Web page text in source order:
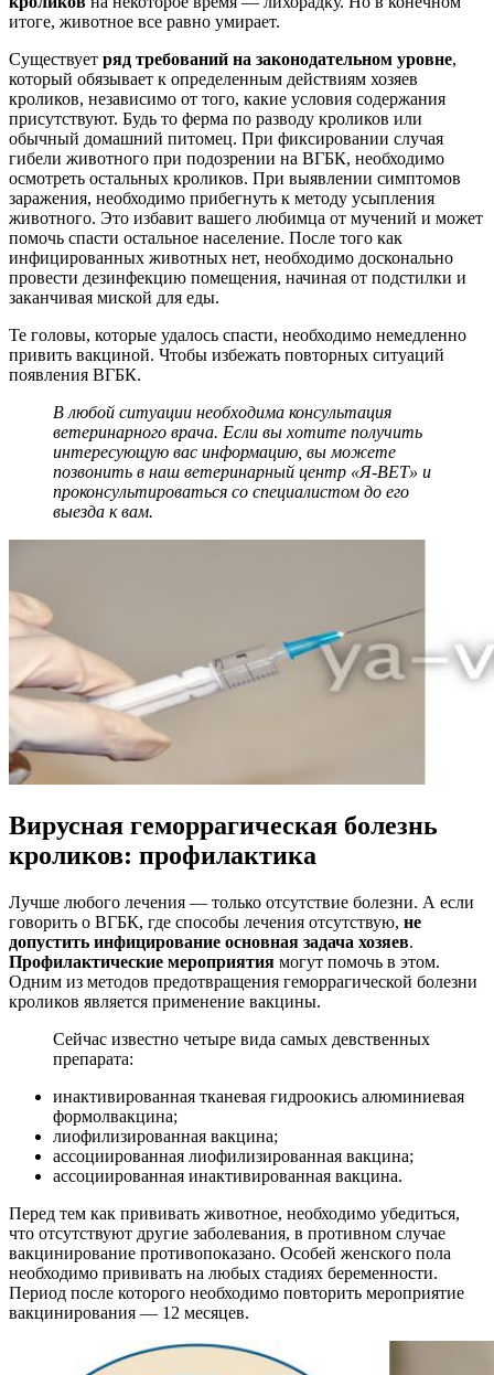
итоге, животное все равно умирает.
Существует ряд требований на законодательном уровне,
который обязывает к определенным действиям хозяев
кроликов, независимо от того, какие условия содержания
присутствуют. Будь то ферма по разводу кроликов или
обычный домашний питомец. При фиксировании случая
гибели животного при подозрении на ВГБК, необходимо
осмотреть остальных кроликов. При выявлении симптомов
заражения, необходимо прибегнуть к методу усыпления
животного. Это избавит вашего любимца от мучений и может
помочь спасти остальное население. После того как
инфицированных животных нет, необходимо досконально
провести дезинфекцию помещения, начиная от подстилки и
заканчивая миской для еды.
Те головы, которые удалось спасти, необходимо немедленно
привить вакциной. Чтобы избежать повторных ситуаций
появления ВГБК.
В любой ситуации необходима консультация
ветеринарного врача. Если вы хотите получить
интересующую вас информацию, вы можете
позвонить в наш ветеринарный центр «Я-ВЕТ» и
проконсультироваться со специалистом до его
выезда к вам.
Вирусная геморрагическая болезнь
кроликов: профилактика
Лучше любого лечения — только отсутствие болезни. А если
говорить о ВГБК, где способы лечения отсутствую, не
допустить инфицирование основная задача хозяев.
Профилактические мероприятия могут помочь в этом.
Одним из методов предотвращения геморрагической болезни
кроликов является применение вакцины.
Сейчас известно четыре вида самых девственных
препарата:
инактивированная тканевая гидроокись алюминиевая
формолвакцина;
лиофилизированная вакцина;
ассоциированная лиофилизированная вакцина;
ассоциированная инактивированная вакцина.
Перед тем как прививать животное, необходимо убедиться,
что отсутствуют другие заболевания, в противном случае
вакцинирование противопоказано. Особей женского пола
необходимо прививать на любых стадиях беременности.
Период после которого необходимо повторить мероприятие
вакцинирования — 12 месяцев.